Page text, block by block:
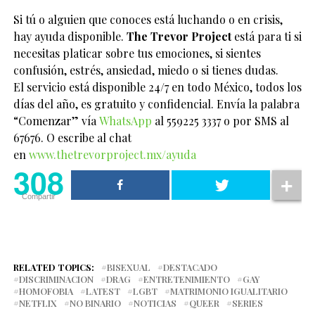
Si tú o alguien que conoces está luchando o en crisis,
hay ayuda disponible. The Trevor Projectestá para ti si
necesitas platicar sobre tus emociones, si sientes
confusión, estrés, ansiedad, miedo o si tienes dudas.
El servicio está disponible 24/7 en todo México, todos los
días del año, es gratuito y confidencial. Envía la palabra
“Comenzar” vía WhatsApp al 559225 3337 o por SMS al
67676. O escribe al chat
en www.thetrevorproject.mx/ayuda
308
Compartir
RELATED TOPICS: BISEXUAL
DESTACADO
DISCRIMINACION
DRAG ENTRETENIMIENTO
GAY
HOMOFOBIA
LATEST LGBT
MATRIMONIO IGUALITARIO
NETFLIX
NO BINARIO NOTICIAS QUEER
SERIES